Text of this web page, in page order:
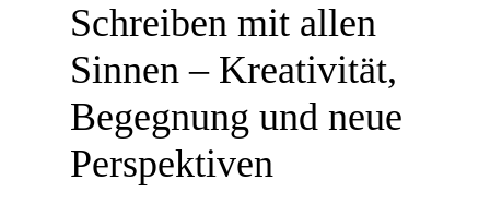
Schreiben mit allen
Sinnen – Kreativität,
Begegnung und neue
Perspektiven